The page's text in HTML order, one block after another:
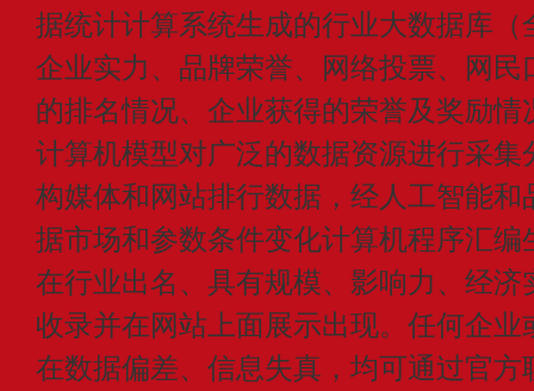
据统计计算系统生成的行业大数据库
企业实力、品牌荣誉、网络投票、网
的排名情况、企业获得的荣誉及奖励
计算机模型对广泛的数据资源进行采
构媒体和网站排行数据，经人工智能
据市场和参数条件变化计算机程序汇
在行业出名、具有规模、影响力、经
收录并在网站上面展示出现。任何企
在数据偏差、信息失真，均可通过官